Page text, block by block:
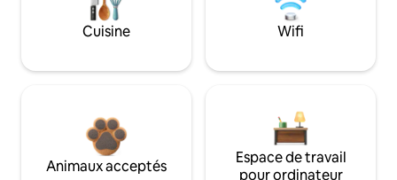
Cuisine Wifi
Animaux acceptés
Espace de travail
pour ordinateur